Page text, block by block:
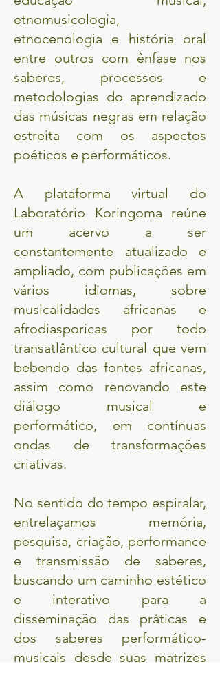
etnomusicologia,
etnocenologia e história oral
entre outros com ênfase nos
saberes, processos e
metodologias do aprendizado
das músicas negras em relação
estreita com os aspectos
poéticos e performáticos.
A plataforma virtual do
Laboratório Koringoma reúne
um acervo a ser
constantemente atualizado e
ampliado, com publicações em
vários idiomas, sobre
musicalidades africanas e
afrodiasporicas por todo
transatlântico cultural que vem
bebendo das fontes africanas,
assim como renovando este
diálogo musical e
performático, em contínuas
ondas de transformações
criativas.
No sentido do tempo espiralar,
entrelaçamos memória,
pesquisa, criação, performance
e transmissão de saberes,
buscando um caminho estético
e interativo para a
disseminação das práticas e
dos saberes performático-
musicais desde suas matrizes